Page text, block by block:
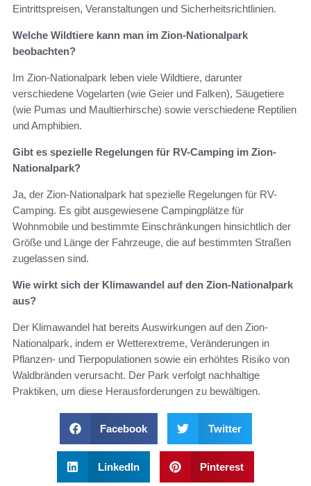
Eintrittspreisen, Veranstaltungen und Sicherheitsrichtlinien.
Welche Wildtiere kann man im Zion-Nationalpark
beobachten?
Im Zion-Nationalpark leben viele Wildtiere, darunter
verschiedene Vogelarten (wie Geier und Falken), Säugetiere
(wie Pumas und Maultierhirsche) sowie verschiedene Reptilien
und Amphibien.
Gibt es spezielle Regelungen für RV-Camping im Zion-
Nationalpark?
Ja, der Zion-Nationalpark hat spezielle Regelungen für RV-
Camping. Es gibt ausgewiesene Campingplätze für
Wohnmobile und bestimmte Einschränkungen hinsichtlich der
Größe und Länge der Fahrzeuge, die auf bestimmten Straßen
zugelassen sind.
Wie wirkt sich der Klimawandel auf den Zion-Nationalpark
aus?
Der Klimawandel hat bereits Auswirkungen auf den Zion-
Nationalpark, indem er Wetterextreme, Veränderungen in
Pflanzen- und Tierpopulationen sowie ein erhöhtes Risiko von
Waldbränden verursacht. Der Park verfolgt nachhaltige
Praktiken, um diese Herausforderungen zu bewältigen.
Facebook Twitter
LinkedIn Pinterest